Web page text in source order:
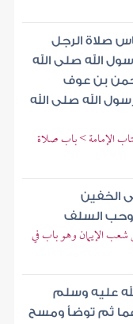
صلاة الرجل
الله صلى الله
بن عوف
الله صلى الله
كتاب الإمامة > باب صلاة
الخفين
وحب السلف
شعب الإيمان وهو باب في
عليه وسلم
ثم توضأ ومسح